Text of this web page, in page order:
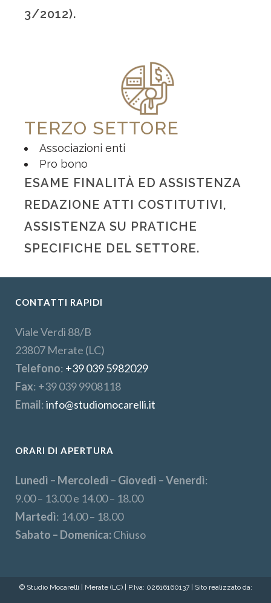
3/2012).
TERZO SETTORE
Associazioni enti
Pro bono
ESAME FINALITÀ ED ASSISTENZA
REDAZIONE ATTI COSTITUTIVI,
ASSISTENZA SU PRATICHE
SPECIFICHE DEL SETTORE.
CONTATTI RAPIDI
Viale Verdi 88/B
23807 Merate (LC)
Telefono: +39 039 5982029
Fax: +39 039 9908118
Email:info@studiomocarelli.it
ORARI DI APERTURA
Lunedì – Mercoledì – Giovedì – Venerdì:
9.00 – 13.00 e 14.00 – 18.00
Martedì: 14.00 – 18.00
Sabato – Domenica:Chiuso
© Studio Mocarelli | Merate (LC) | P.Iva: 02616160137 | Sito realizzato da: